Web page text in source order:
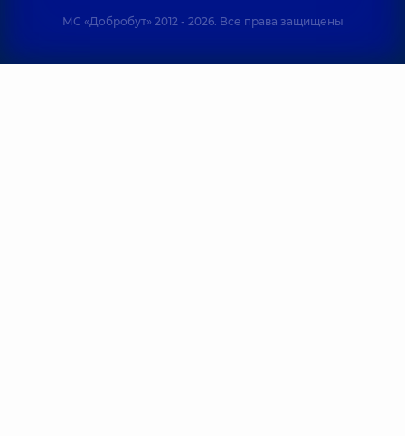
МС «Добробут» 2012 - 2026. Все права защищены